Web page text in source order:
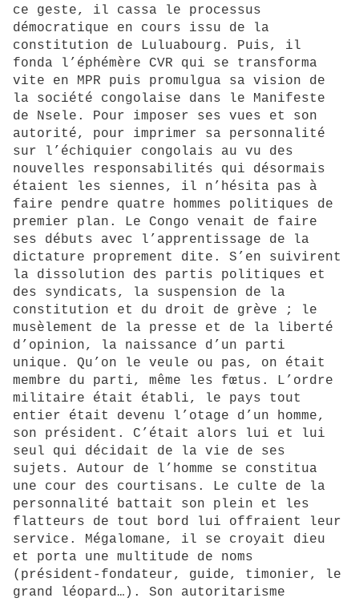
ce geste, il cassa le processus
démocratique en cours issu de la
constitution de Luluabourg. Puis, il
fonda l’éphémère CVR qui se transforma
vite en MPR puis promulgua sa vision de
la société congolaise dans le Manifeste
de Nsele. Pour imposer ses vues et son
autorité, pour imprimer sa personnalité
sur l’échiquier congolais au vu des
nouvelles responsabilités qui désormais
étaient les siennes, il n’hésita pas à
faire pendre quatre hommes politiques de
premier plan. Le Congo venait de faire
ses débuts avec l’apprentissage de la
dictature proprement dite. S’en suivirent
la dissolution des partis politiques et
des syndicats, la suspension de la
constitution et du droit de grève ; le
musèlement de la presse et de la liberté
d’opinion, la naissance d’un parti
unique. Qu’on le veule ou pas, on était
membre du parti, même les fœtus. L’ordre
militaire était établi, le pays tout
entier était devenu l’otage d’un homme,
son président. C’était alors lui et lui
seul qui décidait de la vie de ses
sujets. Autour de l’homme se constitua
une cour des courtisans. Le culte de la
personnalité battait son plein et les
flatteurs de tout bord lui offraient leur
service. Mégalomane, il se croyait dieu
et porta une multitude de noms
(président-fondateur, guide, timonier, le
grand léopard…). Son autoritarisme